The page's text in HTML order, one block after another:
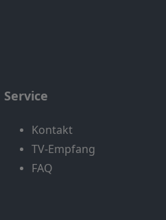
Service
Kontakt
TV-Empfang
FAQ